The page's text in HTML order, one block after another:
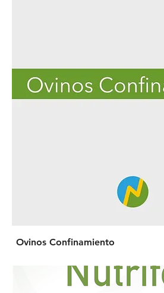
Ovinos Confinamiento